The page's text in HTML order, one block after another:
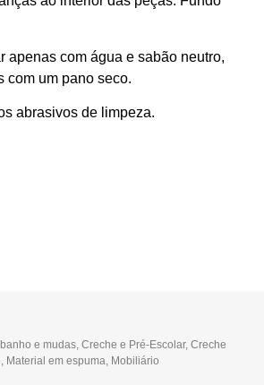
apenas com água e sabão neutro,
com um pano seco.
abrasivos de limpeza.
e mudas ,Creche e Pré-Escolar,Creche
Material em espuma Mobiliário